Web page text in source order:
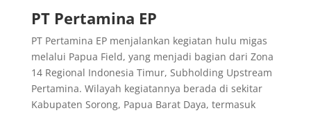
PT Pertamina EP
PT Pertamina EP menjalankan kegiatan hulu migas
melalui Papua Field, yang menjadi bagian dari Zona
14 Regional Indonesia Timur, Subholding Upstream
Pertamina. Wilayah kegiatannya berada di sekitar
Kabupaten Sorong, Papua Barat Daya, termasuk